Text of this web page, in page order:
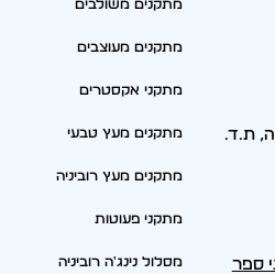
ת.ד.
ספר
מתקנים משולבים
מתקנים מעוצבים
מתקני אקסטרים
מתקנים מעץ טבעי
מתקנים מעץ רוביניה
מתקני פעוטות
מסלול נינג'ה רוביניה